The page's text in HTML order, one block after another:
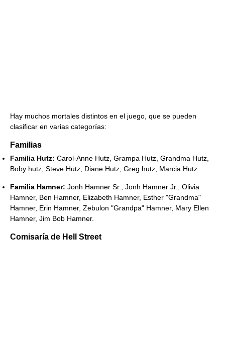
Hay muchos mortales distintos en el juego, que se pueden
clasificar en varias categorías:
Familias
Familia Hutz: Carol-Anne Hutz, Grampa Hutz, Grandma Hutz,
Boby hutz, Steve Hutz, Diane Hutz, Greg hutz, Marcia Hutz.
Familia Hamner: Jonh Hamner Sr., Jonh Hamner Jr., Olivia
Hamner, Ben Hamner, Elizabeth Hamner, Esther "Grandma"
Hamner, Erin Hamner, Zebulon "Grandpa" Hamner, Mary Ellen
Hamner, Jim Bob Hamner.
Comisaría de Hell Street